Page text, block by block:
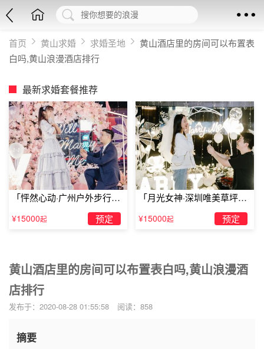
首页 黄山求婚 求婚圣地
黄山酒店里的房间可以布置表
白吗,黄山浪漫酒店排行
最新求婚套餐推荐
「怦然心动·广州户外步行街
求婚」
¥15000起 预定
「月光女神·深圳唯美草坪浪
漫求婚」
¥15000起 预定
黄山酒店里的房间可以布置表白吗,黄山浪漫酒
店排行
发布于：2020-08-28 01:55:58 阅读：858
摘要